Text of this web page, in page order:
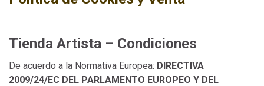
Tienda Artista – Condiciones
De acuerdo a la Normativa Europea: DIRECTIVA
2009/24/EC DEL PARLAMENTO EUROPEO Y DEL